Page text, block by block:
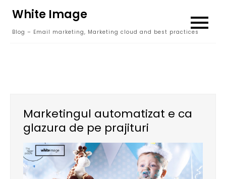
content
White Image
Blog – Email marketing, Marketing cloud and best practices
Marketingul automatizat e ca
glazura de pe prajituri